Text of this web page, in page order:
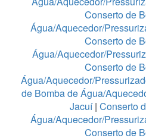
Conserto de
Água/Aquecedor/
Conserto de
Água/Aquecedor/
Conserto de
Água/Aquecedor/
de Bomba de Água/
Jacuí| Conserto
Água/Aquecedor/
Conserto de